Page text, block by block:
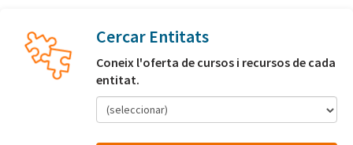
Cercar Entitats
Coneix l'oferta de cursos i recursos de cada
entitat.
(seleccionar)